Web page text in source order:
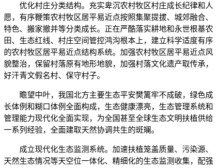
优化村庄分类结构。充实卑沉农村牧区村庄成长纪律和人
愿，有序鞭策农村牧区居平易近点按照集聚提拔、城郊融合、
特色、搬家撤并等分类成长。正在严酷落实耕地和永世根基农
田、生态红线、村庄空间管控鸿沟根本上，建立科学适度有序
的农村牧区居平易近点结构系统。加强农村牧区居平易近点风
貌整治，保留村落原有地形地貌，加强村落文化遗产取传承，
好汗青文假名村、保守村子。
瞻望中叶，我国北方主要生态平安樊篱牢不成破，绿色成
长体例和糊口体例全面构成，生态健康漂亮，生态管理系统和
管理能力现代化全面实现，为全国甚至全球生态文明扶植供给
一系列经验，全面建取天然协调共生的斑斓。
成立现代化生态监测系统。加速扶植笼盖质量、污染源、
天然生态情况等天空位一体化、精细化的生态监测收集，配强